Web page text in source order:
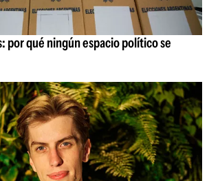
por qué ningún espacio político se